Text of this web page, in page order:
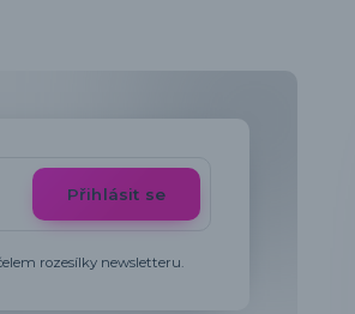
Přihlásit se
rozesílky newsletteru.